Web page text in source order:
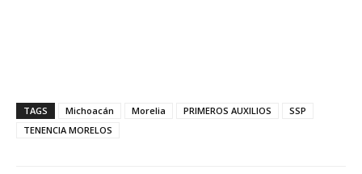
TAGS Michoacán Morelia PRIMEROS AUXILIOS
SSP
TENENCIA MORELOS